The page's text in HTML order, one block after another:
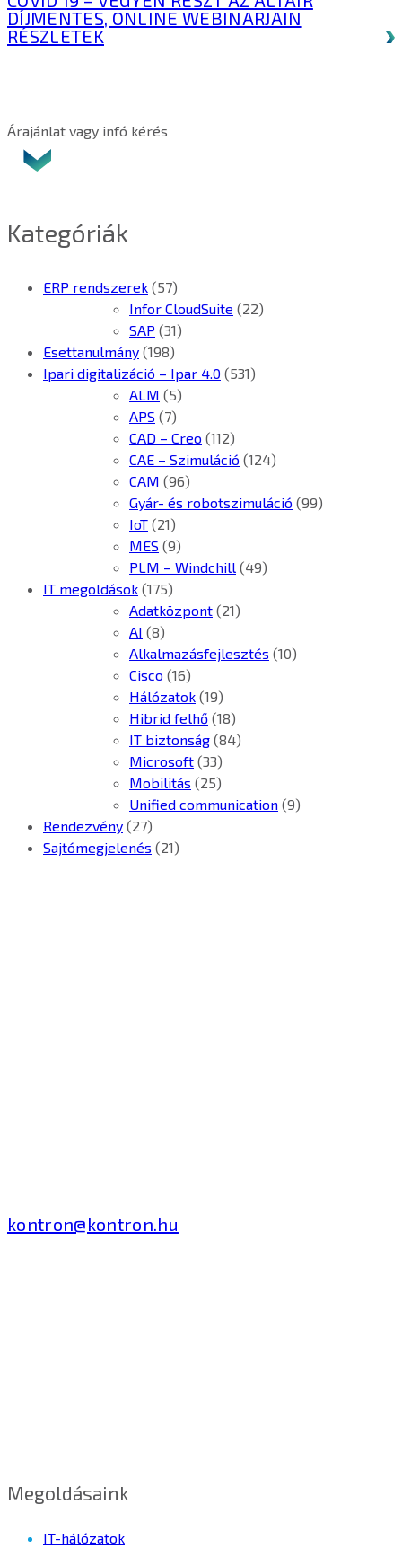
DÍJMENTES, ONLINE WEBINARJAIN
RÉSZLETEK
Árajánlat vagy infó kérés
Kategóriák
ERP rendszerek (57)
Infor CloudSuite (22)
SAP (31)
Esettanulmány (198)
Ipari digitalizáció – Ipar 4.0 (531)
ALM (5)
APS (7)
CAD – Creo (112)
CAE – Szimuláció (124)
CAM (96)
Gyár- és robotszimuláció (99)
IoT (21)
MES (9)
PLM – Windchill (49)
IT megoldások (175)
Adatközpont (21)
AI (8)
Alkalmazásfejlesztés (10)
Cisco (16)
Hálózatok (19)
Hibrid felhő (18)
IT biztonság (84)
Microsoft (33)
Mobilitás (25)
Unified communication (9)
Rendezvény (27)
Sajtómegjelenés (21)
kontron@kontron.hu
Megoldásaink
IT-hálózatok